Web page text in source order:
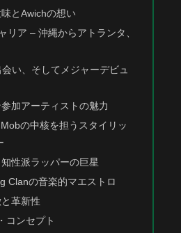
とAwichの想い
リア – 沖縄からアトランタ、
い、そしてメジャーデビュ
加アーティストの魅力
の中核を担うスタイリッ
性派ラッパーの巨星
Clanの音楽的マエストロ
革新性
コンセプト